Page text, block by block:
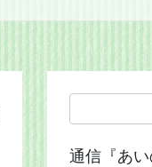
通信『あい